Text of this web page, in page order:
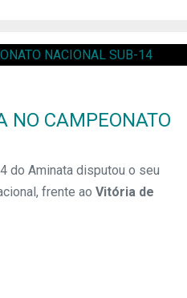
NO CAMPEONATO
do Aminata disputou o seu
frente ao Vitória de